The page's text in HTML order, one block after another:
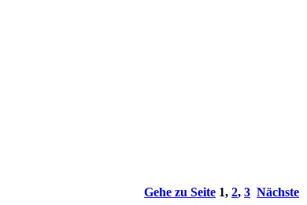
Gehe zu Seite 1, 2, 3 Nächste